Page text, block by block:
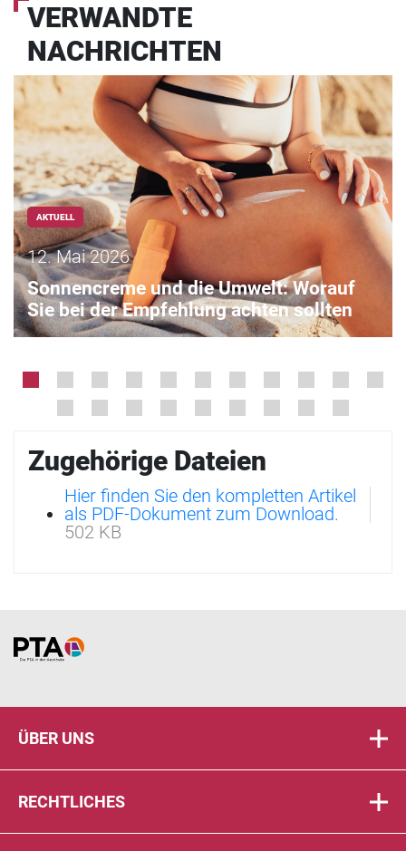
VERWANDTE
NACHRICHTEN
AKTUELL
12. Mai 2026
Sonnencreme und die Umwelt: Worauf
Sie bei der Empfehlung achten sollten
Zugehörige Dateien
Hier finden Sie den kompletten Artikel
als PDF-Dokument zum Download.
502 KB
Home
ÜBER UNS
RECHTLICHES